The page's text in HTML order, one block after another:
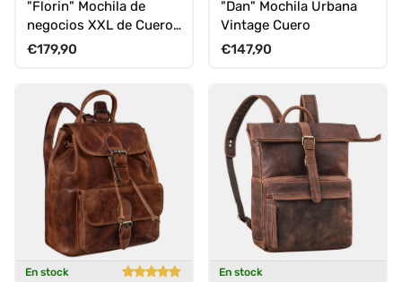
"Florin" Mochila de
negocios XXL de Cuero
Grande
Precio normal
€179,90
"Dan" Mochila Urbana
Vintage Cuero
Precio normal
€147,90
En stock En stock